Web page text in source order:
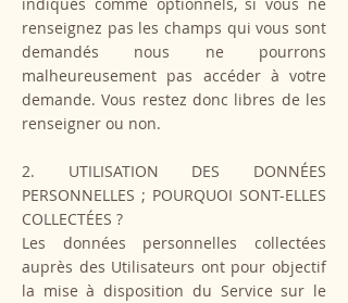
indiqués comme optionnels, si vous ne
renseignez pas les champs qui vous sont
demandés nous ne pourrons
malheureusement pas accéder à votre
demande. Vous restez donc libres de les
renseigner ou non.
2. UTILISATION DES DONNÉES
PERSONNELLES ; POURQUOI SONT-ELLES
COLLECTÉES ?
Les données personnelles collectées
auprès des Utilisateurs ont pour objectif
la mise à disposition du Service sur le